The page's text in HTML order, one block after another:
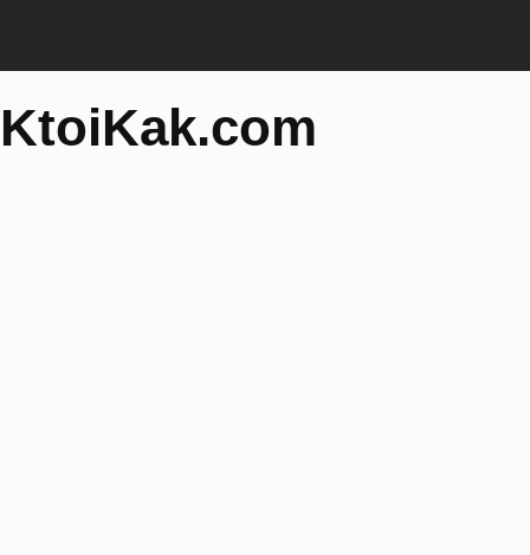
KtoiKak.com